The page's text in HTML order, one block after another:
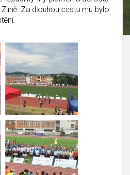
Za dlouhou cestu mu bylo